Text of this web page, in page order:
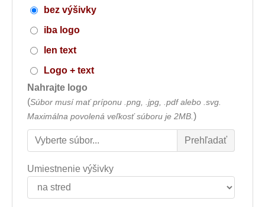
bez výšivky
iba logo
len text
Logo + text
Nahrajte logo
(Súbor musí mať príponu .png, .jpg, .pdf alebo .svg.
Maximálna povolená veľkosť súboru je 2MB. )
Umiestnenie výšivky